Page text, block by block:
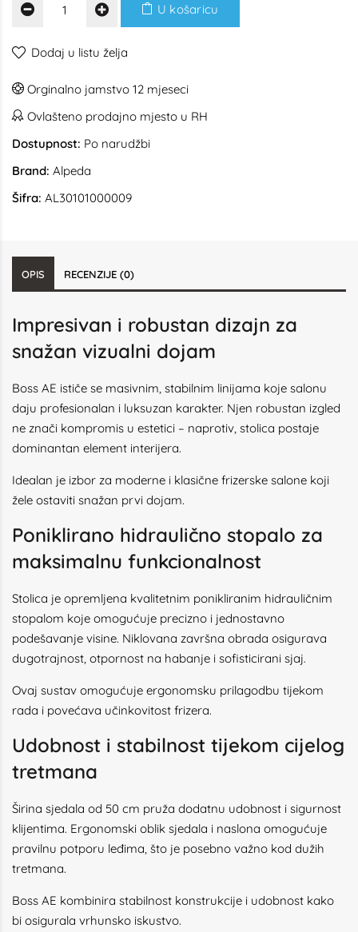
U košaricu
Dodaj u listu želja
Orginalno jamstvo 12 mjeseci
Ovlašteno prodajno mjesto u RH
Dostupnost: Po narudžbi
Brand: Alpeda
Šifra: AL30101000009
OPIS RECENZIJE (0)
Impresivan i robustan dizajn za
snažan vizualni dojam
Boss AE ističe se masivnim, stabilnim linijama koje salonu
daju profesionalan i luksuzan karakter. Njen robustan izgled
ne znači kompromis u estetici – naprotiv, stolica postaje
dominantan element interijera.
Idealan je izbor za moderne i klasične frizerske salone koji
žele ostaviti snažan prvi dojam.
Poniklirano hidraulično stopalo za
maksimalnu funkcionalnost
Stolica je opremljena kvalitetnim ponikliranim hidrauličnim
stopalom koje omogućuje precizno i jednostavno
podešavanje visine. Niklovana završna obrada osigurava
dugotrajnost, otpornost na habanje i sofisticirani sjaj.
Ovaj sustav omogućuje ergonomsku prilagodbu tijekom
rada i povećava učinkovitost frizera.
Udobnost i stabilnost tijekom cijelog
tretmana
Širina sjedala od 50 cm pruža dodatnu udobnost i sigurnost
klijentima. Ergonomski oblik sjedala i naslona omogućuje
pravilnu potporu leđima, što je posebno važno kod dužih
tretmana.
Boss AE kombinira stabilnost konstrukcije i udobnost kako
bi osigurala vrhunsko iskustvo.